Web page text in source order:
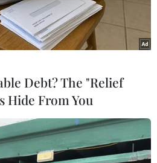
Debt? The "Relief
Hide From You